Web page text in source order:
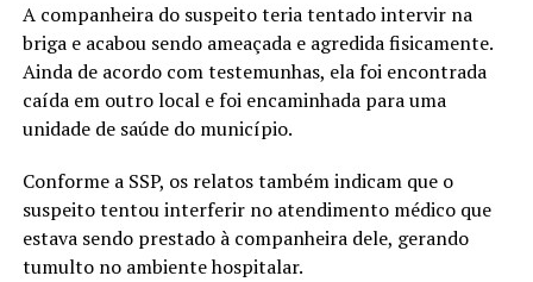
A companheira do suspeito teria tentado intervir na
briga e acabou sendo ameaçada e agredida fisicamente.
Ainda de acordo com testemunhas, ela foi encontrada
caída em outro local e foi encaminhada para uma
unidade de saúde do município.
Conforme a SSP, os relatos também indicam que o
suspeito tentou interferir no atendimento médico que
estava sendo prestado à companheira dele, gerando
tumulto no ambiente hospitalar.